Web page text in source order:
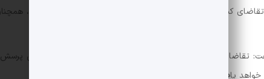
کنونی، به‌ویژه در آمریکا، بزرگ‌ترین مصرف‌کننده نفت جهان،
تقاضای فوری به‌دلیل عوامل فصلی همچنان مطلوب است. این
یافت.